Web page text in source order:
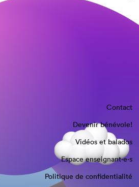
Contact
Devenir bénévole!
Vidéos et balados
Espace enseignant·e⋅s
Politique de confidentialité